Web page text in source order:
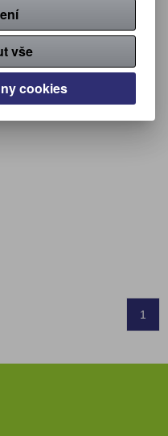
1
vše
cookies